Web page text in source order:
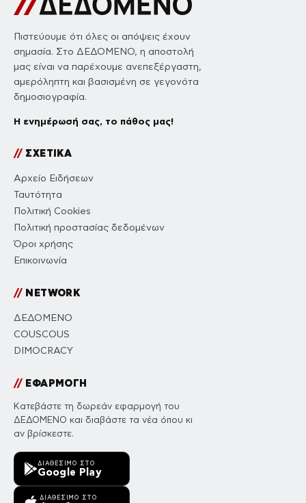
Πιστεύουμε ότι όλες οι απόψεις έχουν
σημασία. Στο ΔΕΔΟΜΕΝΟ, η αποστολή
μας είναι να παρέχουμε ανεπεξέργαστη,
αμερόληπτη και βασισμένη σε γεγονότα
δημοσιογραφία.
Η ενημέρωσή σας, το πάθος μας!
//ΣΧΕΤΙΚΑ
Αρχείο Ειδήσεων
Ταυτότητα
Πολιτική Cookies
Πολιτική προστασίας δεδομένων
Όροι χρήσης
Επικοινωνία
//NETWORK
ΔΕΔΟΜΕΝΟ
COUSCOUS
DIMOCRACY
//ΕΦΑΡΜΟΓΗ
Κατεβάστε τη δωρεάν εφαρμογή του
ΔΕΔΟΜΕΝΟ και διαβάστε τα νέα όπου κι
αν βρίσκεστε.
ΔΙΑΘΈΣΙΜΟ ΣΤΟ
Google Play
ΔΙΑΘΈΣΙΜΟ ΣΤΟ